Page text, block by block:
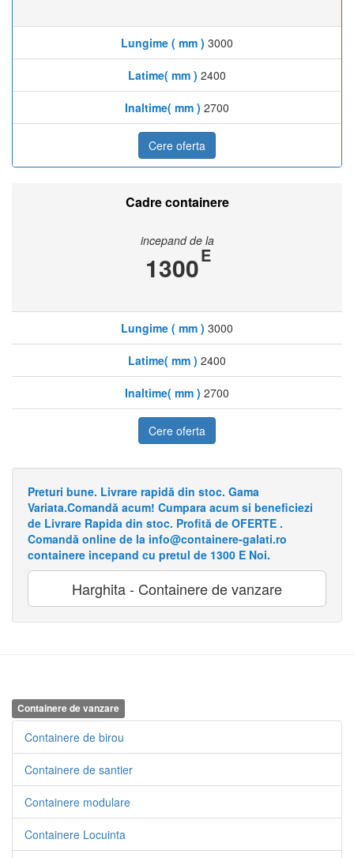
Lungime ( mm ) 3000
Latime( mm ) 2400
Inaltime( mm ) 2700
Cere oferta
Cadre containere
incepand de la
1300E
Lungime ( mm ) 3000
Latime( mm ) 2400
Inaltime( mm ) 2700
Cere oferta
Preturi bune. Livrare rapidă din stoc. Gama
Variata.Comandă acum! Cumpara acum si beneficiezi
de Livrare Rapida din stoc. Profită de OFERTE .
Comandă online de la info@containere-galati.ro
containere incepand cu pretul de 1300 E Noi.
Harghita - Containere de vanzare
Containere de vanzare
Containere de birou
Containere de santier
Containere modulare
Containere Locuinta